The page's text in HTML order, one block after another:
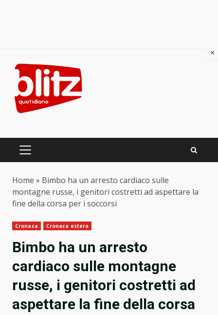
content
PRIMARY
Home » Bimbo ha un arresto cardiaco sulle
montagne russe, i genitori costretti ad aspettare la
fine della corsa per i soccorsi
Cronaca Cronaca estera
Bimbo ha un arresto
cardiaco sulle montagne
russe, i genitori costretti ad
aspettare la fine della corsa
×